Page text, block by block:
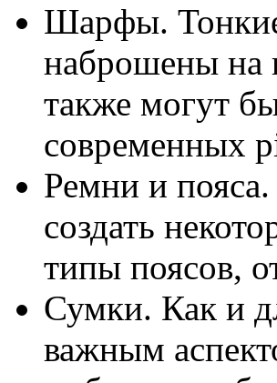
Шарфы.
наброшены на
также могут
современных
Ремни и
создать
типы поясов,
Сумки. Как и
важным